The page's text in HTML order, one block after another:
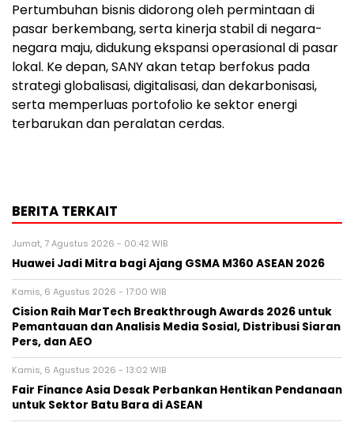
Pertumbuhan bisnis didorong oleh permintaan di
pasar berkembang, serta kinerja stabil di negara-
negara maju, didukung ekspansi operasional di pasar
lokal. Ke depan, SANY akan tetap berfokus pada
strategi globalisasi, digitalisasi, dan dekarbonisasi,
serta memperluas portofolio ke sektor energi
terbarukan dan peralatan cerdas.
BERITA TERKAIT
Jumat, 7 Agustus 2026 - 00:42 WIB
Huawei Jadi Mitra bagi Ajang GSMA M360 ASEAN 2026
Kamis, 6 Agustus 2026 - 17:00 WIB
Cision Raih MarTech Breakthrough Awards 2026 untuk
Pemantauan dan Analisis Media Sosial, Distribusi Siaran
Pers, dan AEO
Kamis, 6 Agustus 2026 - 13:02 WIB
Fair Finance Asia Desak Perbankan Hentikan Pendanaan
untuk Sektor Batu Bara di ASEAN